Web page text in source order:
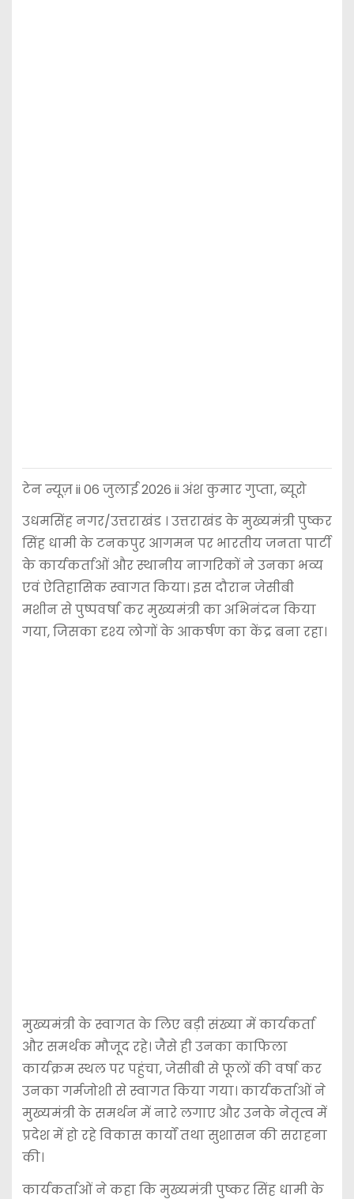
टेन न्यूज़ ii 06 जुलाई 2026 ii अंश कुमार गुप्ता, ब्यूरो
उधमसिंह नगर/उत्तराखंड । उत्तराखंड के मुख्यमंत्री पुष्कर
सिंह धामी के टनकपुर आगमन पर भारतीय जनता पार्टी
के कार्यकर्ताओं और स्थानीय नागरिकों ने उनका भव्य
एवं ऐतिहासिक स्वागत किया। इस दौरान जेसीबी
मशीन से पुष्पवर्षा कर मुख्यमंत्री का अभिनंदन किया
गया, जिसका दृश्य लोगों के आकर्षण का केंद्र बना रहा।
मुख्यमंत्री के स्वागत के लिए बड़ी संख्या में कार्यकर्ता
और समर्थक मौजूद रहे। जैसे ही उनका काफिला
कार्यक्रम स्थल पर पहुंचा, जेसीबी से फूलों की वर्षा कर
उनका गर्मजोशी से स्वागत किया गया। कार्यकर्ताओं ने
मुख्यमंत्री के समर्थन में नारे लगाए और उनके नेतृत्व में
प्रदेश में हो रहे विकास कार्यों तथा सुशासन की सराहना
की।
कार्यकर्ताओं ने कहा कि मुख्यमंत्री पुष्कर सिंह धामी के